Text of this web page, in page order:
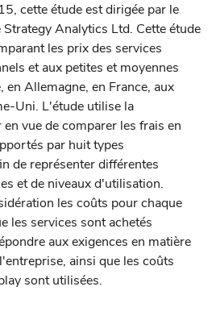
cette étude est dirigée par le
Analytics Ltd. Cette étude
les prix des services
et aux petites et moyennes
Allemagne, en France, aux
Uni. L'étude utilise la
vue de comparer les frais en
par huit types
de représenter différentes
et de niveaux d'utilisation.
les coûts pour chaque
les services sont achetés
aux exigences en matière
ainsi que les coûts
sont utilisées.